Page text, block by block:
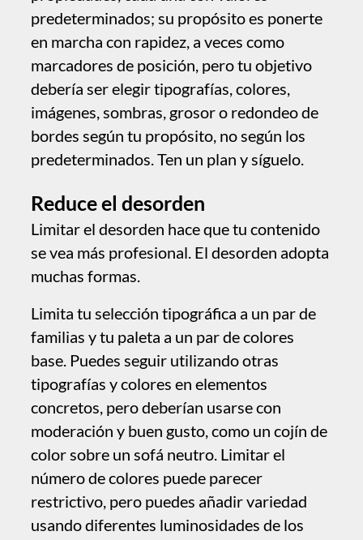
Limita tu selección tipográfica a un par de
familias y tu paleta a un par de colores
base. Puedes seguir utilizando otras
tipografías y colores en elementos
concretos, pero deberían usarse con
moderación y buen gusto, como un cojín de
color sobre un sofá neutro. Limitar el
número de colores puede parecer
restrictivo, pero puedes añadir variedad
usando diferentes luminosidades de los
Usa líneas de cuadrícula y guías de
alineación para ordenar los elementos
(salvo cuando elijas expresamente no
hacerlo) y utiliza el espaciado y la distancia
entre elementos como un recurso de diseño
Utilizar los estilos de texto de Sitely, los
selectores de color sincronizados y los
elementos compartidos en varias páginas
garantiza que el orden se extienda a todo el
sitio.
Empatiza con tus visitantes
¿Qué busca tu visitante típico? ¿Qué
respuestas quiere? Al seleccionar
cuidadosamente qué decir y qué no decir,
podrás atender mejor a tu audiencia y
hacer que el sitio sea más eficaz.
Aunque puede resultar tentador volcar